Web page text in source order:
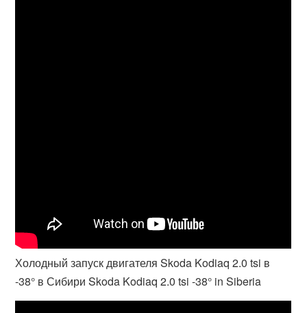
Холодный запуск двигателя Skoda Kodiaq 2.0 tsi в
-38° в Сибири Skoda Kodiaq 2.0 tsi -38° in Siberia